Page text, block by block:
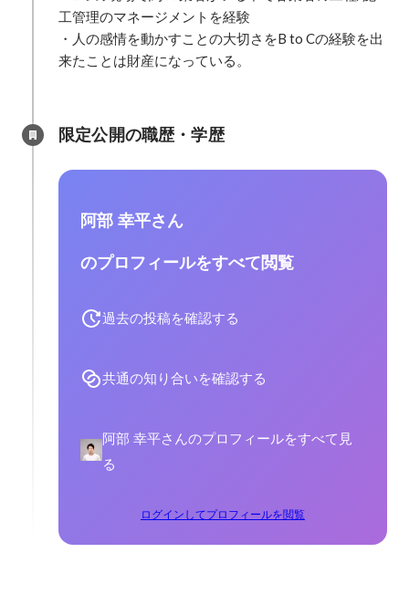
工管理のマネージメントを経験
・人の感情を動かすことの大切さをB to Cの経験を出
来たことは財産になっている。
限定公開の職歴・学歴
阿部 幸平さん
のプロフィールをすべて閲覧
過去の投稿を確認する
共通の知り合いを確認する
阿部 幸平さんのプロフィールをすべて見
る
ログインしてプロフィールを閲覧